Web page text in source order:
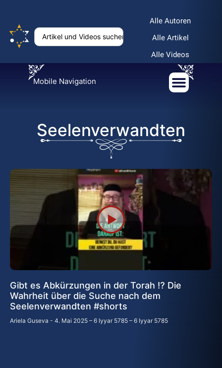
Alle Autoren
Alle Artikel
Alle Videos
Mobile Navigation
Seelenverwandten
Gibt es Abkürzungen in der Torah ⁉️ Die
Wahrheit über die Suche nach dem
Seelenverwandten #shorts
Ariela Guseva 4. Mai 2025 – 6 Iyyar 5785 – 6 Iyyar 5785